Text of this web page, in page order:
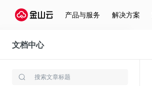
产品与服务 解决方案
文档中心
云数据库Redis(KCS)
存储与云分发